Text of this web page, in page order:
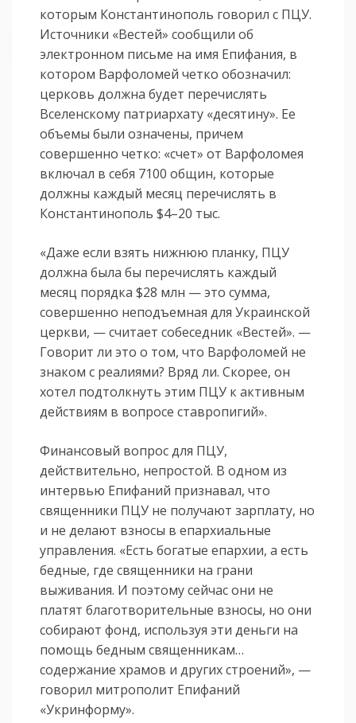
которым Константинополь говорил с ПЦУ.
Источники «Вестей» сообщили об
электронном письме на имя Епифания, в
котором Варфоломей четко обозначил:
церковь должна будет перечислять
Вселенскому патриархату «десятину». Ее
объемы были означены, причем
совершенно четко: «счет» от Варфоломея
включал в себя 7100 общин, которые
должны каждый месяц перечислять в
Константинополь $4–20 тыс.
«Даже если взять нижнюю планку, ПЦУ
должна была бы перечислять каждый
месяц порядка $28 млн — это сумма,
совершенно неподъемная для Украинской
церкви, — считает собеседник «Вестей». —
Говорит ли это о том, что Варфоломей не
знаком с реалиями? Вряд ли. Скорее, он
хотел подтолкнуть этим ПЦУ к активным
действиям в вопросе ставропигий».
Финансовый вопрос для ПЦУ,
действительно, непростой. В одном из
интервью Епифаний признавал, что
священники ПЦУ не получают зарплату, но
и не делают взносы в епархиальные
управления. «Есть богатые епархии, а есть
бедные, где священники на грани
выживания. И поэтому сейчас они не
платят благотворительные взносы, но они
собирают фонд, используя эти деньги на
помощь бедным священникам…
содержание храмов и других строений», —
говорил митрополит Епифаний
«Укринформу».